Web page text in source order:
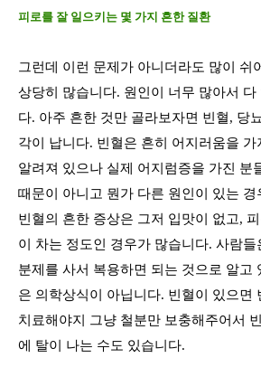
피로를 잘 일으키는 몇 가지 흔한 질환
그런데 이런 문제가 아니더라도 많이 쉬
상당히 많습니다. 원인이 너무 많아서 다
다. 아주 흔한 것만 골라보자면 빈혈, 당
각이 납니다. 빈혈은 흔히 어지러움을 가
알려져 있으나 실제 어지럼증을 가진 분
때문이 아니고 뭔가 다른 원인이 있는
빈혈의 흔한 증상은 그저 입맛이 없고,
이 차는 정도인 경우가 많습니다. 사람들
분제를 사서 복용하면 되는 것으로 알고
은 의학상식이 아닙니다. 빈혈이 있으면
치료해야지 그냥 철분만 보충해주어서
에 탈이 나는 수도 있습니다.